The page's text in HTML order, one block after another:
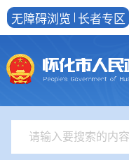
无障碍浏览 长者专区